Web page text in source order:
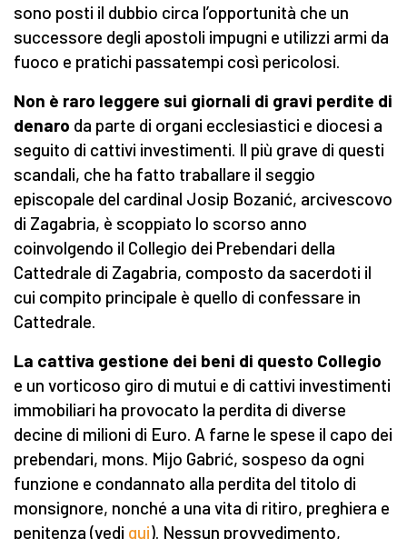
sono posti il dubbio circa l’opportunità che un
successore degli apostoli impugni e utilizzi armi da
fuoco e pratichi passatempi così pericolosi.
Non è raro leggere sui giornali di gravi perdite di
denaro da parte di organi ecclesiastici e diocesi a
seguito di cattivi investimenti. Il più grave di questi
scandali, che ha fatto traballare il seggio
episcopale del cardinal Josip Bozanić, arcivescovo
di Zagabria, è scoppiato lo scorso anno
coinvolgendo il Collegio dei Prebendari della
Cattedrale di Zagabria, composto da sacerdoti il
cui compito principale è quello di confessare in
Cattedrale.
La cattiva gestione dei beni di questo Collegio
e un vorticoso giro di mutui e di cattivi investimenti
immobiliari ha provocato la perdita di diverse
decine di milioni di Euro. A farne le spese il capo dei
prebendari, mons. Mijo Gabrić, sospeso da ogni
funzione e condannato alla perdita del titolo di
monsignore, nonché a una vita di ritiro, preghiera e
penitenza (vedi qui). Nessun provvedimento,